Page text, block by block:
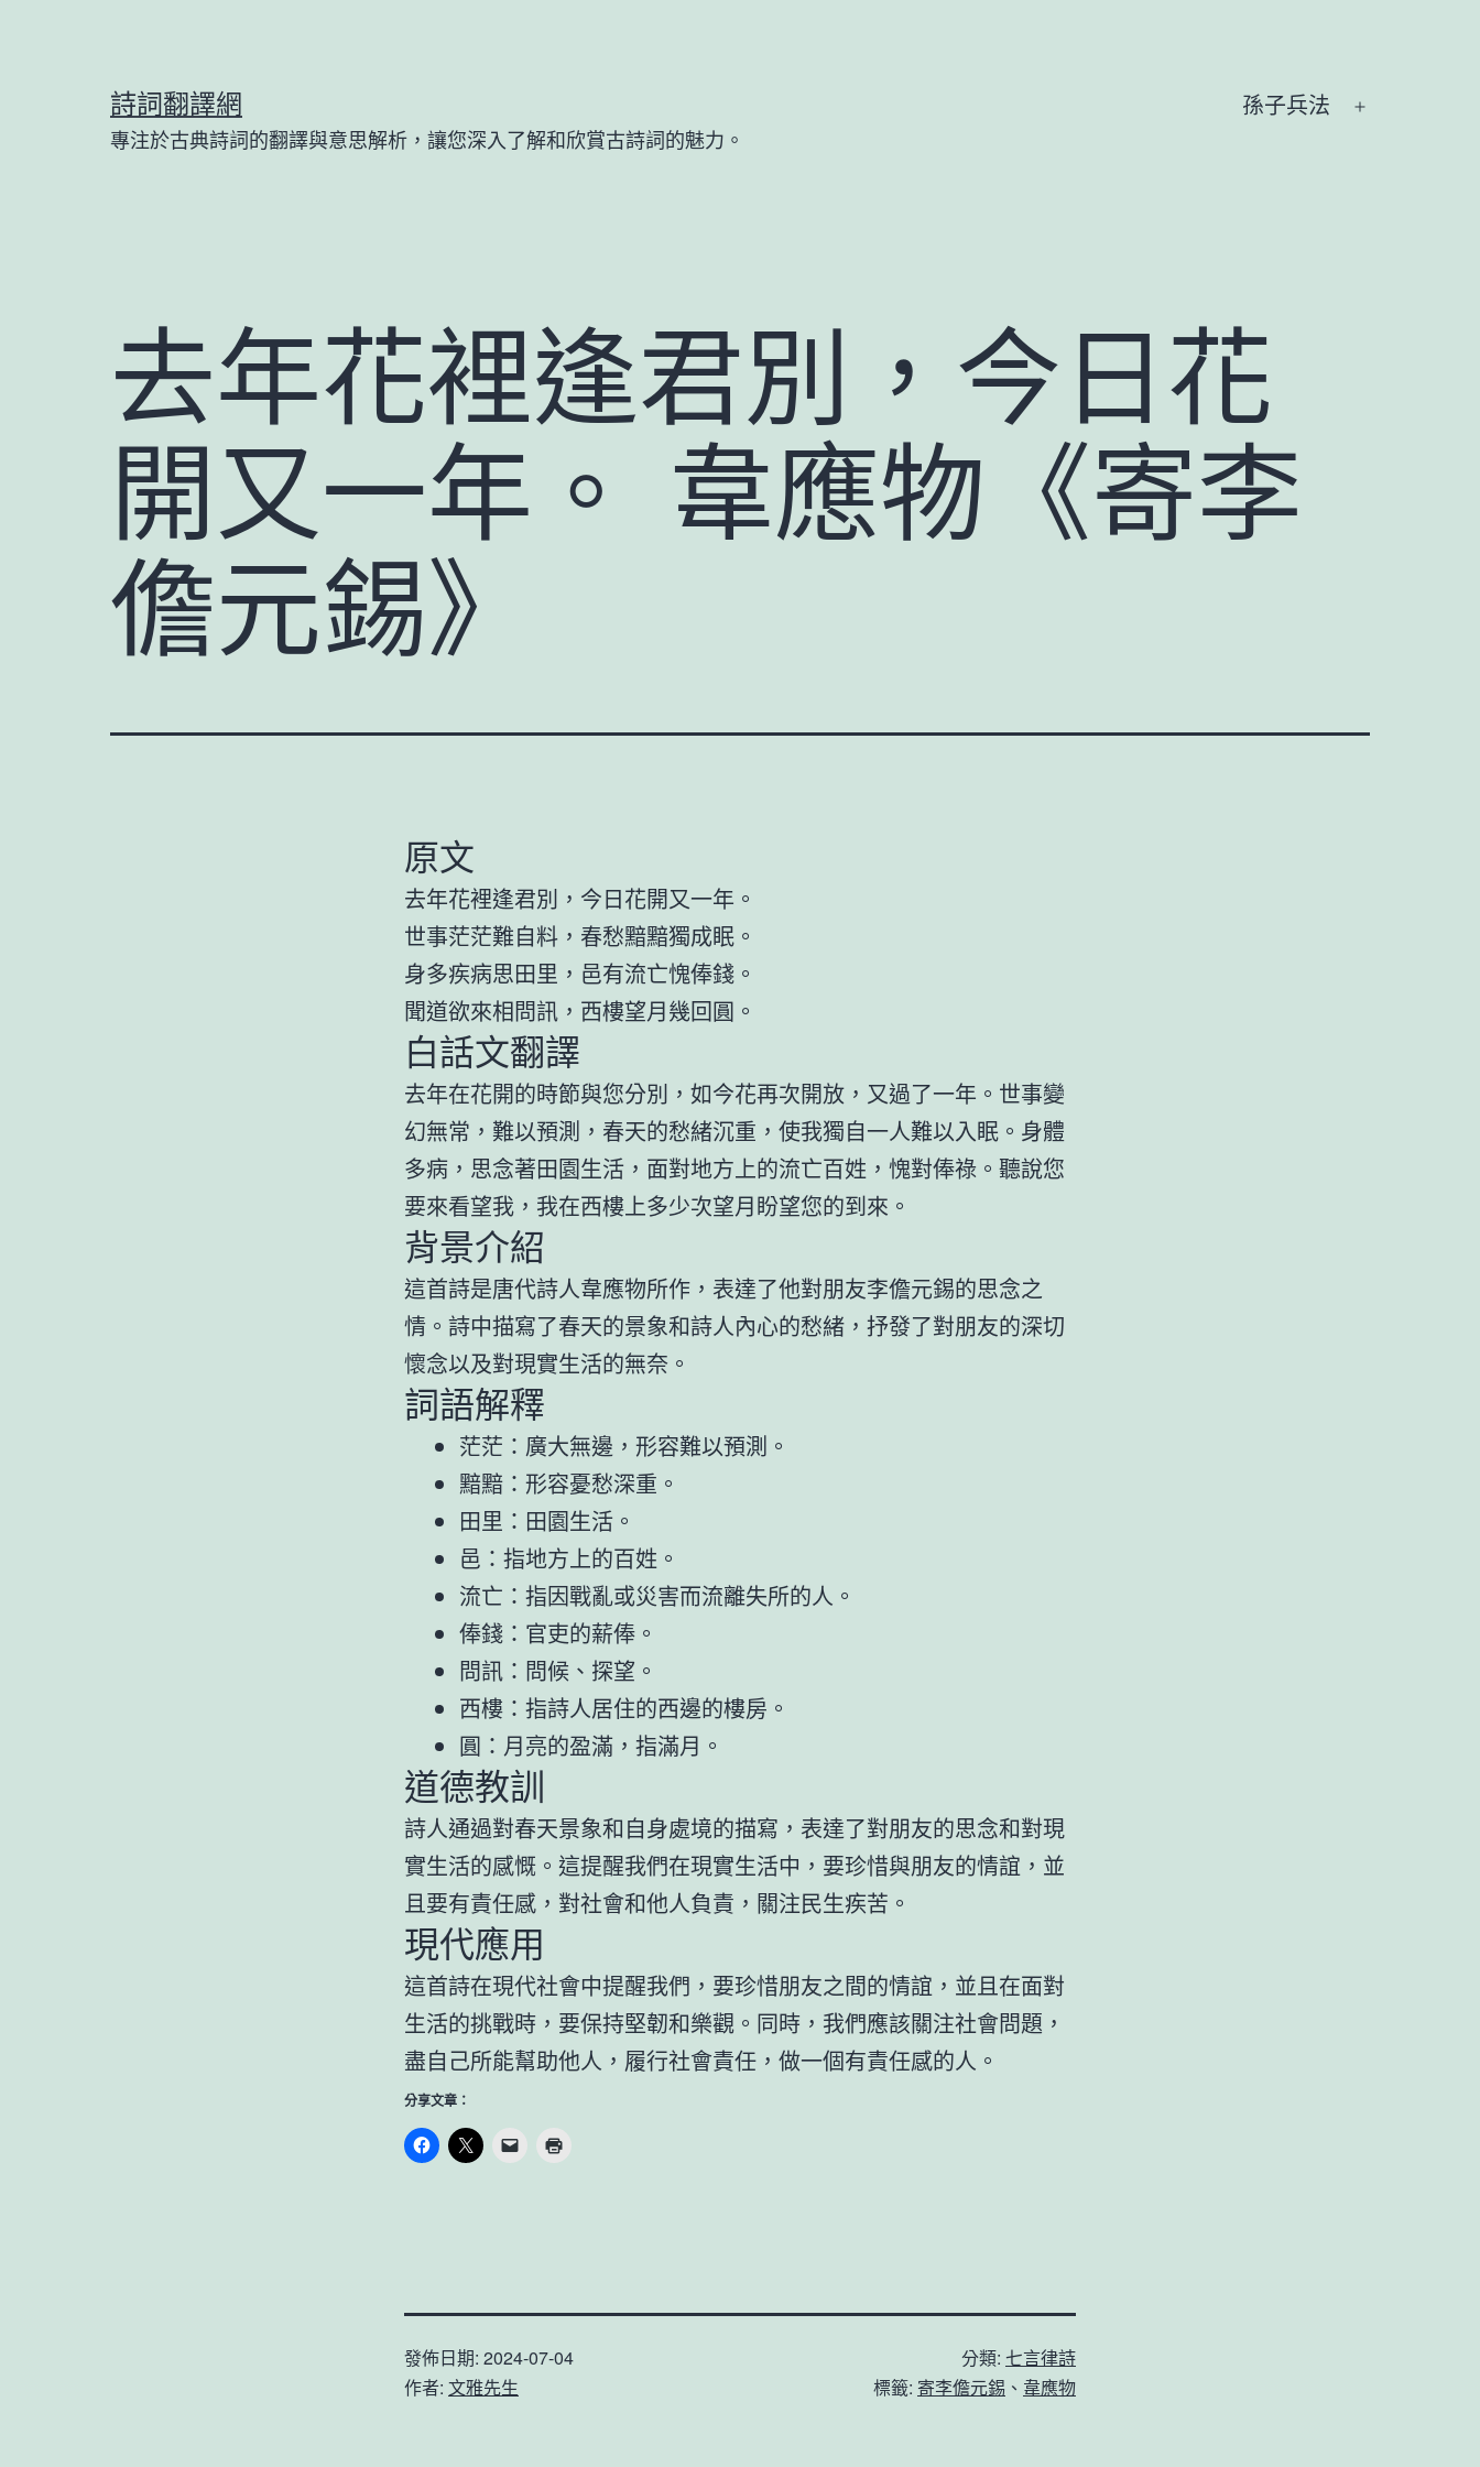
詩詞翻譯網
專注於古典詩詞的翻譯與意思解析，讓您深入了解和欣賞古詩詞的魅力。
孫子兵法
開
去年花裡逢君別，今日花
開又一年。 韋應物《寄李
儋元錫》
原文
去年花裡逢君別，今日花開又一年。
世事茫茫難自料，春愁黯黯獨成眠。
身多疾病思田里，邑有流亡愧俸錢。
聞道欲來相問訊，西樓望月幾回圓。
白話文翻譯
去年在花開的時節與您分別，如今花再次開放，又過了一年。世事變
幻無常，難以預測，春天的愁緒沉重，使我獨自一人難以入眠。身體
多病，思念著田園生活，面對地方上的流亡百姓，愧對俸祿。聽說您
要來看望我，我在西樓上多少次望月盼望您的到來。
背景介紹
這首詩是唐代詩人韋應物所作，表達了他對朋友李儋元錫的思念之
情。詩中描寫了春天的景象和詩人內心的愁緒，抒發了對朋友的深切
懷念以及對現實生活的無奈。
詞語解釋
茫茫：廣大無邊，形容難以預測。
黯黯：形容憂愁深重。
田里：田園生活。
邑：指地方上的百姓。
流亡：指因戰亂或災害而流離失所的人。
俸錢：官吏的薪俸。
問訊：問候、探望。
西樓：指詩人居住的西邊的樓房。
圓：月亮的盈滿，指滿月。
道德教訓
詩人通過對春天景象和自身處境的描寫，表達了對朋友的思念和對現
實生活的感慨。這提醒我們在現實生活中，要珍惜與朋友的情誼，並
且要有責任感，對社會和他人負責，關注民生疾苦。
現代應用
這首詩在現代社會中提醒我們，要珍惜朋友之間的情誼，並且在面對
生活的挑戰時，要保持堅韌和樂觀。同時，我們應該關注社會問題，
盡自己所能幫助他人，履行社會責任，做一個有責任感的人。
分享文章：
發佈日期: 2024-07-04
作者: 文雅先生
分類: 七言律詩
標籤: 寄李儋元錫 、 韋應物